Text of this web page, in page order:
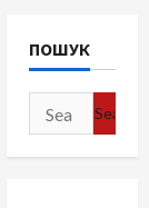
ПОШУК
Search
for: